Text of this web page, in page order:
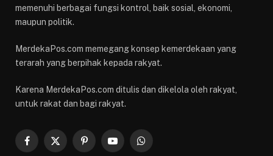
memenuhi berbagai fungsi kontrol, baik sosial, ekonomi,
maupun politik.
MerdekaPos.com memegang konsep kemerdekaan yang
terarah yang berpihak kepada rakyat.
Karena MerdekaPos.com ditulis dan dikelola oleh rakyat,
untuk rakat dan bagi rakyat.
Facebook
X
PinterestYouTubeWhatsApp